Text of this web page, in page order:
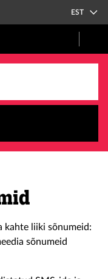
EST
kahte liiki sõnumeid:
sõnumeid